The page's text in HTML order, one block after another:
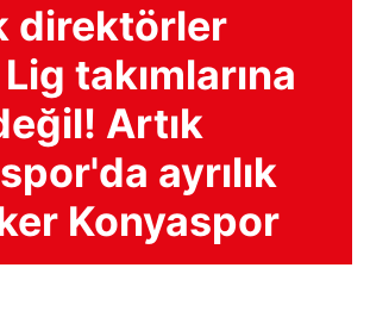
direktörler
takımlarına
Artık
ayrılık
Konyaspor